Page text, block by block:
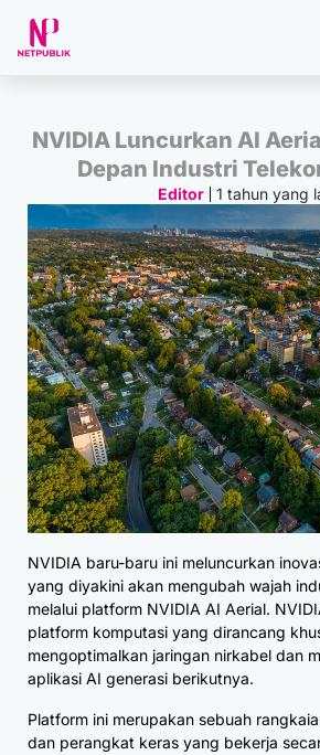
NVIDIA Luncurkan AI
Depan Industri
Editor 1 tahun yang
NVIDIA baru-baru ini meluncurkan
yang diyakini akan mengubah wajah
melalui platform NVIDIA AI Aerial.
platform komputasi yang dirancang
mengoptimalkan jaringan nirkabel dan
aplikasi AI generasi berikutnya.
Platform ini merupakan sebuah
dan perangkat keras yang bekerja